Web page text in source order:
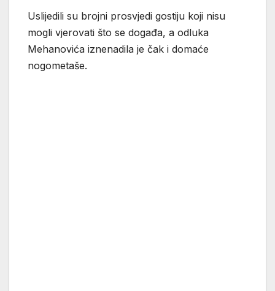
Uslijedili su brojni prosvjedi gostiju koji nisu
mogli vjerovati što se događa, a odluka
Mehanovića iznenadila je čak i domaće
nogometaše.